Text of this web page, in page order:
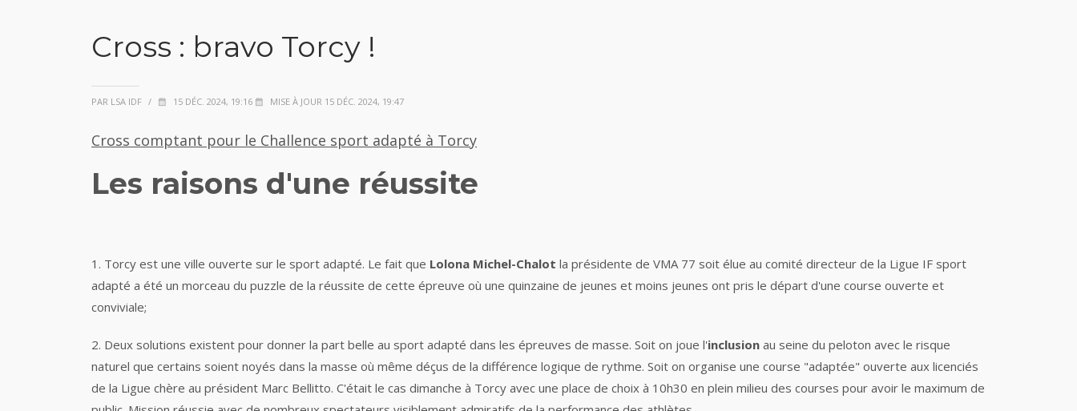
Cross : bravo Torcy !
PAR LSA IDF / 15 DÉC. 2024, 19:16 MISE À JOUR 15 DÉC. 2024, 19:47
Cross comptant pour le Challence sport adapté à Torcy
Les raisons d'une réussite
1. Torcy est une ville ouverte sur le sport adapté. Le fait que Lolona Michel-Chalot la présidente de VMA 77 soit élue au comité directeur de la Ligue IF sport
adapté a été un morceau du puzzle de la réussite de cette épreuve où une quinzaine de jeunes et moins jeunes ont pris le départ d'une course ouverte et
conviviale;
2. Deux solutions existent pour donner la part belle au sport adapté dans les épreuves de masse. Soit on joue l'inclusion au seine du peloton avec le risque
naturel que certains soient noyés dans la masse où même déçus de la différence logique de rythme. Soit on organise une course "adaptée" ouverte aux licenciés
de la Ligue chère au président Marc Bellitto. C'était le cas dimanche à Torcy avec une place de choix à 10h30 en plein milieu des courses pour avoir le maximum de